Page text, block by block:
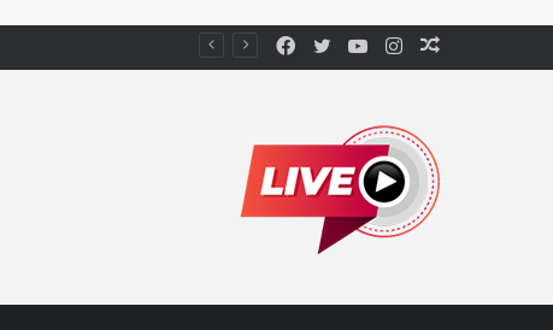
Instagram
YouTube
Twitter
Facebook